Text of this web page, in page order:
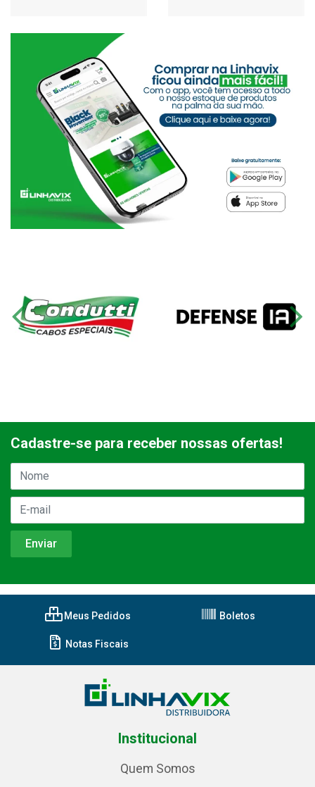
Cadastre-se para receber nossas ofertas!
Meus Pedidos Boletos
Notas Fiscais
Institucional
Quem Somos